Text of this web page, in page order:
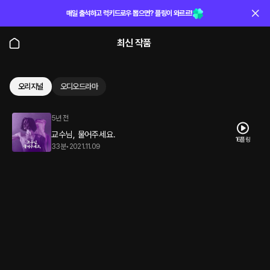
매일 출석하고 럭키드로우 뽑으면? 플링이 와르르!
최신 작품
오리지널 오디오드라마
5년 전
교수님, 물어주세요.
33분• 2021.11.09
16플링